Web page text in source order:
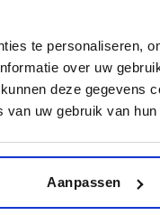
te personaliseren,
over uw
deze gegevens
uw gebruik van
Aanpassen
TABEL
tussenpozen
word je geïnformeerd
D1 H